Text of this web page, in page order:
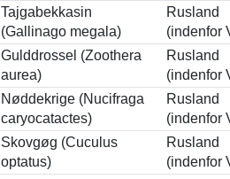
Tajgabekkasin
(Gallinago megala)
Rusland
(indenfor
Gulddrossel (Zoothera
aurea)
Rusland
(indenfor
Nøddekrige (Nucifraga
caryocatactes)
Rusland
(indenfor
Skovgøg (Cuculus
optatus)
Rusland
(indenfor